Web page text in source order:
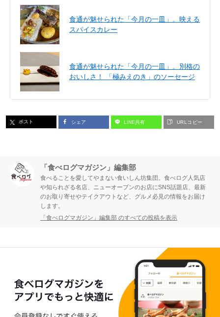
食通が魅せられた「今月の一皿」。映える
スパイスカレー
食通が魅せられた「今月の一皿」。別格の
おいしさ！ 「極みえのき」のソーセージ
ポスト シェア LINE共有 URLコピー
「食べログマガジン」編集部
食べることを愛してやまない食いしん坊集団。食べログ人気店
や知られざる名店、ニューオープンのお店にSNS話題店、最新
のお取り寄せやテイクアウトなど、グルメ必見の情報をお届け
します。
「食べログマガジン」編集部 のすべての投稿を表示